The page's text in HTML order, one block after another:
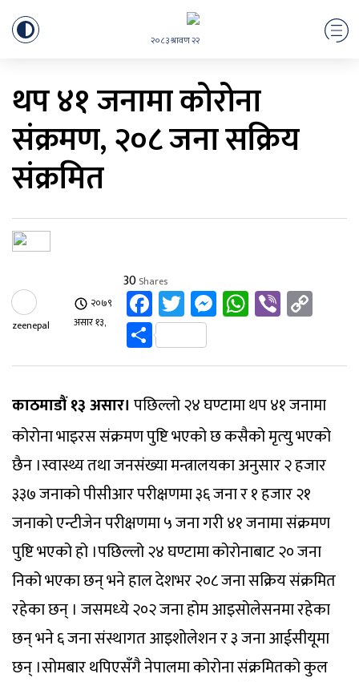
२०८३ श्रावण २२
थप ४१ जनामा कोरोना
संक्रमण, २०८ जना सक्रिय
संक्रमित
zeenepal
२०७९
असार १३,
30 Shares
Facebook
Twitter
Messenger
WhatsApp
Viber
Share
काठमाडौं १३ असार। पछिल्लो २४ घण्टामा थप ४१ जनामा
कोरोना भाइरस संक्रमण पुष्टि भएको छ कसैको मृत्‍यु भएको
छैन ।स्वास्थ्य तथा जनसंख्या मन्त्रालयका अनुसार २ हजार
३३७ जनाको पीसीआर परीक्षणमा ३६ जना र १ हजार २१
जनाको एन्टीजेन परीक्षणमा ५ जना गरी ४१ जनामा संक्रमण
पुष्टि भएको हो ।पछिल्लो २४ घण्टामा कोरोनाबाट २० जना
निको भएका छन् भने हाल देशभर २०८ जना सक्रिय संक्रमित
रहेका छन् । जसमध्‍ये २०२ जना होम आइसोलेसनमा रहेका
छन् भने ६ जना संस्थागत आइशोलेशन र ३ जना आईसीयूमा
छन् ।सोमबार थपिएसँगै नेपालमा कोरोना संक्रमितको कुल